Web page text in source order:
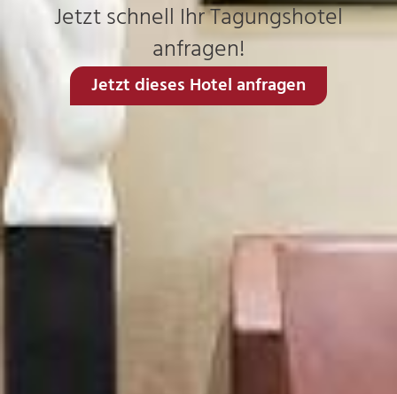
Jetzt schnell Ihr Tagungshotel
anfragen!
Jetzt dieses Hotel anfragen